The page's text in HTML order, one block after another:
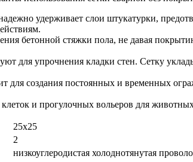
удерживает слои штукатурки,
бетонной стяжки пола, не давая
для упрочнения кладки стен. Сетку
для создания постоянных и временных
клеток и прогулочных вольеров для
25х25
2
низкоуглеродистая холоднотянутая